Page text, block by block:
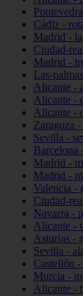
Cádiz -
Madrid -
Ciudad-
Madrid -
Las-
Alicante -
Alicante -
Alicante -
Zaragoza -
Sevilla -
Barcelona
Madrid -
Madrid -
Valencia -
Ciudad-
Navarra -
Alicante -
Asturias -
Sevilla -
Castellón
Murcia -
Alicante -